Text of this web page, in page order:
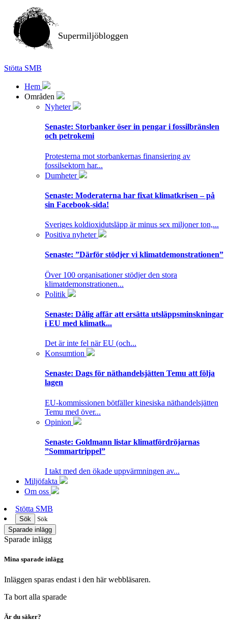
Supermiljöbloggen
Stötta SMB
Hem
Områden
Nyheter
Senaste: Storbanker öser in pengar i fossilbränslen
och petrokemi
Protesterna mot storbankernas finansiering av
fossilsektorn har...
Dumheter
Senaste: Moderaterna har fixat klimatkrisen – på
sin Facebook-sida!
Sveriges koldioxidutsläpp är minus sex miljoner ton,...
Positiva nyheter
Senaste: ”Därför stödjer vi klimatdemonstrationen”
Över 100 organisationer stödjer den stora
klimatdemonstrationen...
Politik
Senaste: Dålig affär att ersätta utsläppsminskningar
i EU med klimatk...
Det är inte fel när EU (och...
Konsumtion
Senaste: Dags för näthandelsjätten Temu att följa
lagen
EU-kommissionen bötfäller kinesiska näthandelsjätten
Temu med över...
Opinion
Senaste: Goldmann listar klimatfördröjarnas
”Sommartrippel”
I takt med den ökade uppvärmningen av...
Miljöfakta
Om oss
Stötta SMB
Sök
Sök
Sparade inlägg
Sparade inlägg
Mina sparade inlägg
Inläggen sparas endast i den här webbläsaren.
Ta bort alla sparade
Är du säker?